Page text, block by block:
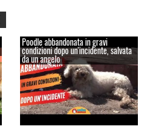
Poodle abbandonata in gravi
condizioni dopo un'incidente, salvata
da un angelo